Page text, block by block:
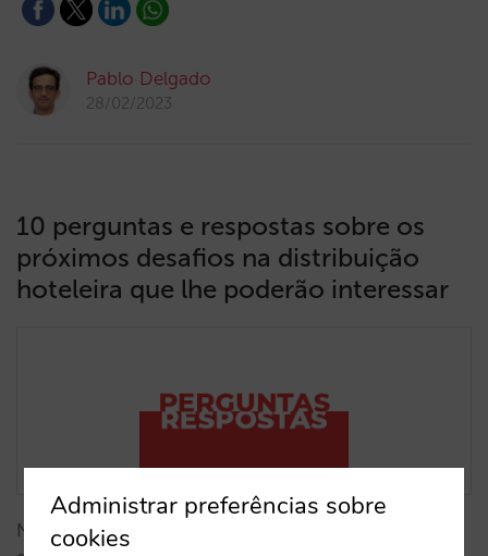
Pablo Delgado
28/02/2023
10 perguntas e respostas sobre os
próximos desafios na distribuição
hoteleira que lhe poderão interessar
Nesta publicação recolhemos algumas das questões
Administrar preferências sobre
cookies